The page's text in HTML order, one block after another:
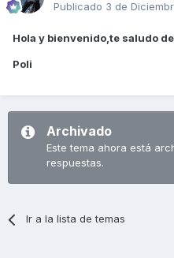
Publicado 3 de
Hola y bienvenido,te saludo
Poli
Archivado
Este tema ahora está
respuestas.
Ir a la lista de temas